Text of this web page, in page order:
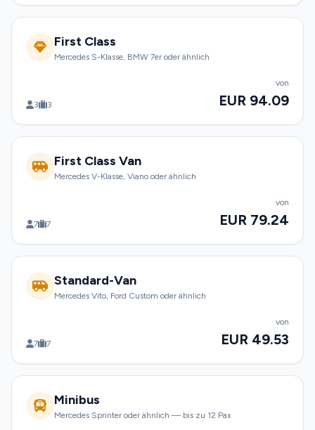
First Class
Mercedes S-Klasse, BMW 7er oder ähnlich
3 3
von
EUR 94.09
First Class Van
Mercedes V-Klasse, Viano oder ähnlich
7 7
von
EUR 79.24
Standard-Van
Mercedes Vito, Ford Custom oder ähnlich
7 7
von
EUR 49.53
Minibus
Mercedes Sprinter oder ähnlich — bis zu 12 Pax